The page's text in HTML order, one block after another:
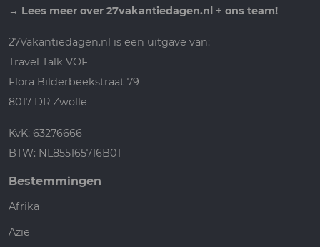
→ Lees meer over 27vakantiedagen.nl + ons team!
27Vakantiedagen.nl is een uitgave van:
Travel Talk VOF
Flora Bilderbeekstraat 79
8017 DR Zwolle
KvK: 63276666
BTW: NL855165716B01
Bestemmingen
Afrika
Azië